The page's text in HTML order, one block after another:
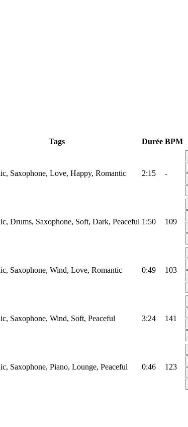
Tags Durée BPM
Saxophone, Love, Happy, Romantic 2:15 -
Drums, Saxophone, Soft, Dark, Peaceful 1:50 109
Saxophone, Wind, Love, Romantic 0:49 103
Saxophone, Wind, Soft, Peaceful 3:24 141
Saxophone, Piano, Lounge, Peaceful 0:46 123